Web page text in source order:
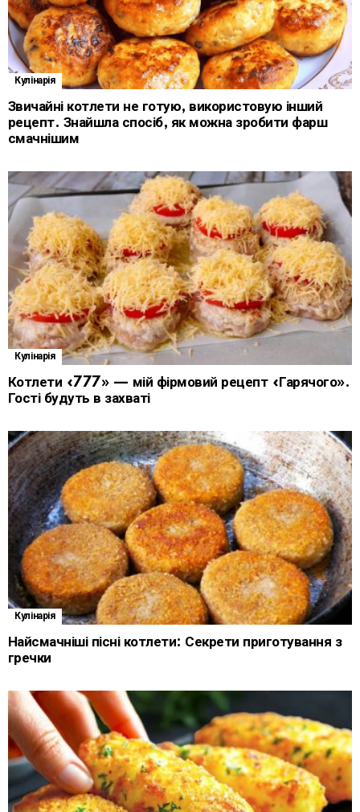
Кулінарія
Звичайні котлети не готую, використовую інший
рецепт. Знайшла спосіб, як можна зробити фарш
смачнішим
Кулінарія
Котлети «777» — мій фірмовий рецепт «Гарячого».
Гості будуть в захваті
Кулінарія
Найсмачніші пісні котлети: Секрети приготування з
гречки